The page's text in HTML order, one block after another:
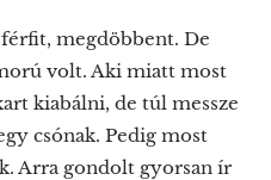
megdöbbent. De
volt. Aki miatt most
kiabálni, de túl messze
csónak. Pedig most
Arra gondolt gyorsan ír